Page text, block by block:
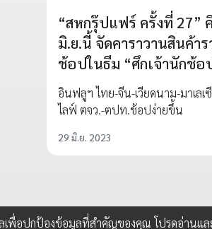
“สหกรุ๊ปแฟร์ ครั้งที่ 27”
มิ.ย.นี้ จัดคาราวานสินค้า
ช้อปในธีม “ศึกเจ้านักช้อ
อินฟลูฯ ไทย-จีน-เวียดนาม-มาเลเ
ไลฟ์ ตจว.-ตปท.ช้อปง่ายขึ้น
29 มิ.ย. 2023
เพื่อปกป้องข้อมูลที่สำคัญของคุณ โปรดอ่านแล